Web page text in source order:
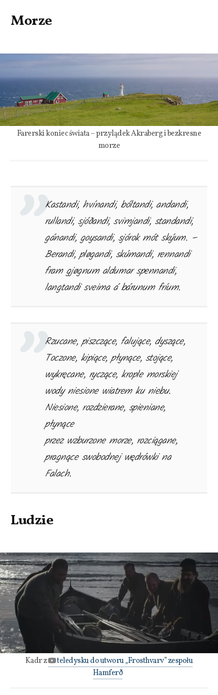
Morze
Farerski koniec świata – przylądek Akraberg i bezkresne
morze
Kastandi, hvínandi, bóltandi, andandi,
rullandi, sjóðandi, svimjandi, standandi,
gánandi, goysandi, sjórok mót skýum. –
Berandi, pløgandi, skúmandi, rennandi
fram gjøgnum aldurnar spennandi,
langtandi sveima á bárunum fríum.
Rzucane, piszczące, falujące, dyszące,
Toczone, kipiące, płynące, stojące,
wykręcane, ryczące, krople morskiej
wody niesione wiatrem ku niebu.
Niesione, rozdzierane, spieniane,
płynące
przez wzburzone morze, rozciągane,
pragnące swobodnej wędrówki na
Falach.
Ludzie
Kadr z
teledysku do utworu „Frosthvarv” zespołu
Hamferð